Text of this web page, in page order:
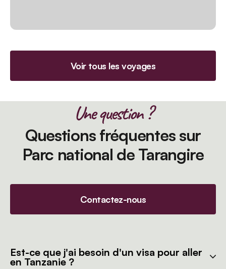
Voir tous les voyages
Une question ?
Questions fréquentes sur
Parc national de Tarangire
Contactez-nous
Est-ce que j'ai besoin d'un visa pour aller
en Tanzanie ?